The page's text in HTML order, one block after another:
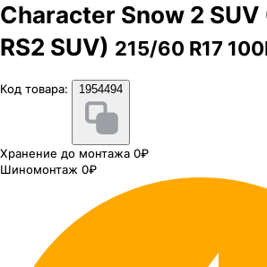
Character Snow 2
RS2 SUV) 215/60 R17
Код товара: 1954494
Хранение до монтажа 0₽
Шиномонтаж 0₽